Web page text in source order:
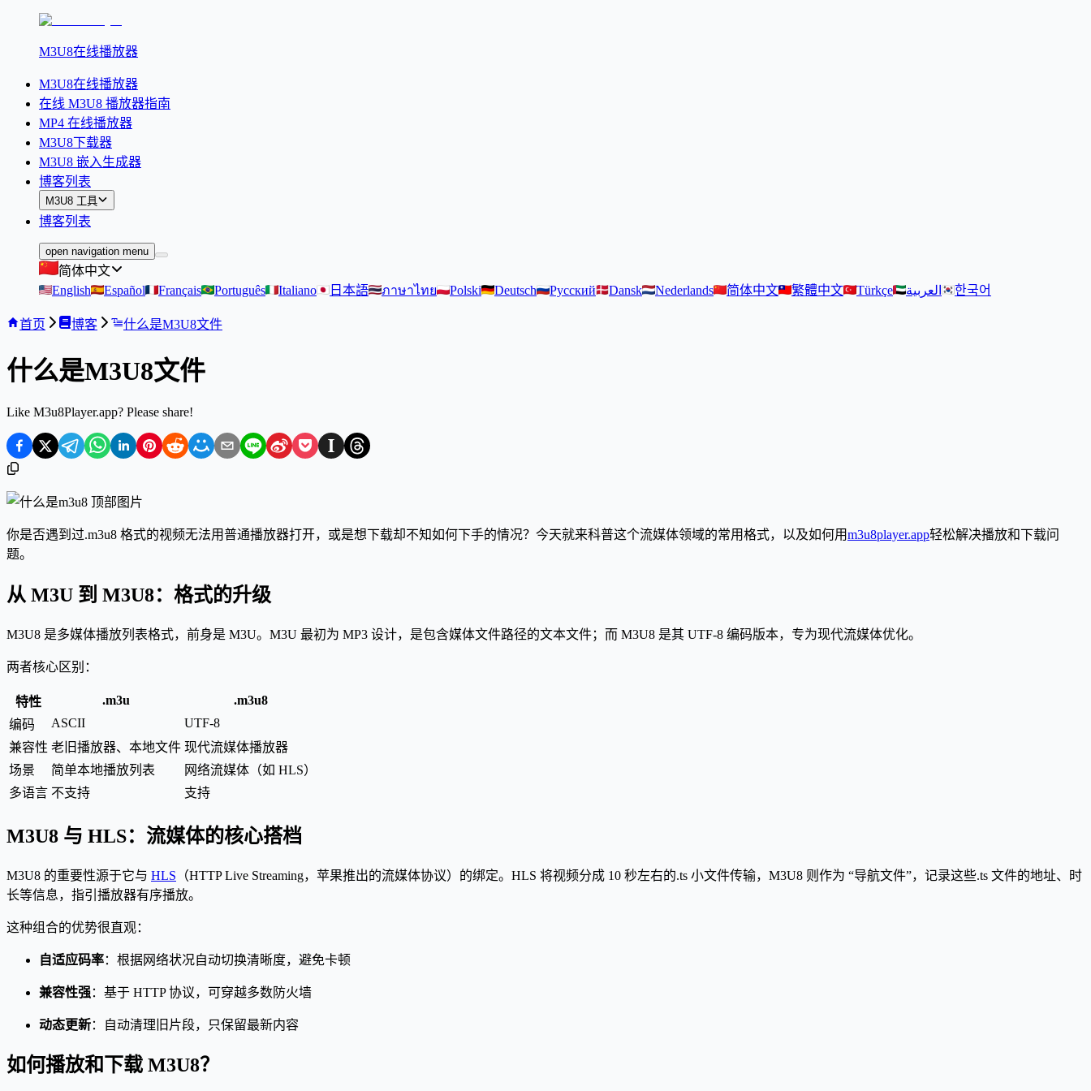
M3U8在线播放器
M3U8在线播放器
在线 M3U8 播放器指南
MP4 在线播放器
M3U8下载器
M3U8 嵌入生成器
博客列表
M3U8 工具
博客列表
open navigation menu
简体中文
English
Español Français Português Italiano 日本語 ภาษาไทย Polski Deutsch Русский Dansk Nederlands 简体中文 繁體中文 Türkçe العربية 한국어
首页 博客 什么是M3U8文件
什么是M3U8文件
Like M3u8Player.app? Please share!
你是否遇到过.m3u8 格式的视频无法用普通播放器打开，或是想下载却不知如何下手的情况？今天就来科普这个流媒体领域的常用格式，以及如何用m3u8player.app轻松解决播放和下载问
题。
从 M3U 到 M3U8：格式的升级
M3U8 是多媒体播放列表格式，前身是 M3U。M3U 最初为 MP3 设计，是包含媒体文件路径的文本文件；而 M3U8 是其 UTF-8 编码版本，专为现代流媒体优化。
两者核心区别：
特性 .m3u
.m3u8
编码
ASCII
UTF-8
兼容性 老旧播放器、本地文件 现代流媒体播放器
场景
简单本地播放列表
网络流媒体（如 HLS）
多语言 不支持 支持
M3U8 与 HLS：流媒体的核心搭档
M3U8 的重要性源于它与 HLS （HTTP Live Streaming，苹果推出的流媒体协议）的绑定。HLS 将视频分成 10 秒左右的.ts 小文件传输，M3U8 则作为 “导航文件”，记录这些.ts 文件的地址、时
长等信息，指引播放器有序播放。
这种组合的优势很直观：
自适应码率：根据网络状况自动切换清晰度，避免卡顿
兼容性强：基于 HTTP 协议，可穿越多数防火墙
动态更新：自动清理旧片段，只保留最新内容
如何播放和下载 M3U8？